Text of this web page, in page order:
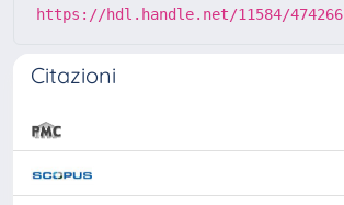
https://hdl.handle.net/11584/474266
Citazioni